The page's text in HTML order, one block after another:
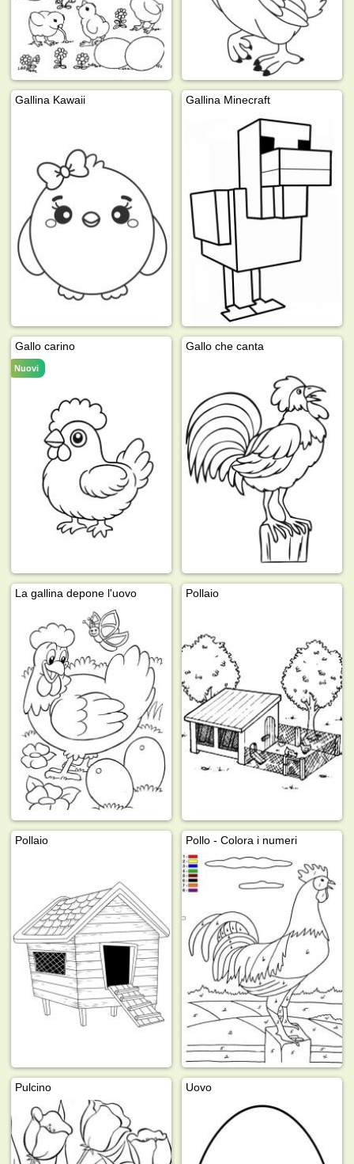
Gallina Kawaii Gallina Minecraft
Gallo carino
Nuovi
Gallo che canta
La gallina depone l'uovo Pollaio
Pollaio Pollo - Colora i numeri
Pulcino Uovo